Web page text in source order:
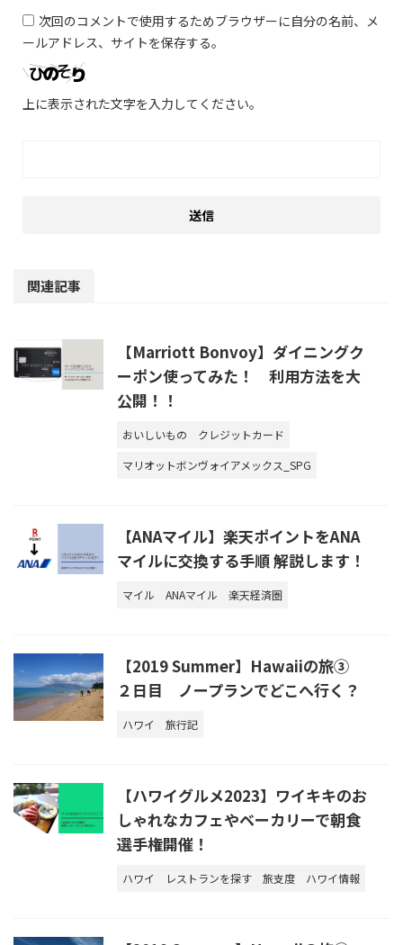
次回のコメントで使用するためブラウザーに自分の名前、メ
ールアドレス、サイトを保存する。
上に表示された文字を入力してください。
関連記事
【Marriott Bonvoy】ダイニングク
ーポン使ってみた！ 利用方法を大
公開！！
おいしいもの
クレジットカード
マリオットボンヴォイアメックス_SPG
【ANAマイル】楽天ポイントをANA
マイルに交換する手順 解説します！
マイル ANAマイル 楽天経済圏
【2019 Summer】Hawaiiの旅③
２日目 ノープランでどこへ行く？
ハワイ 旅行記
【ハワイグルメ2023】ワイキキのお
しゃれなカフェやベーカリーで朝食
選手権開催！
ハワイ レストランを探す 旅支度 ハワイ情報